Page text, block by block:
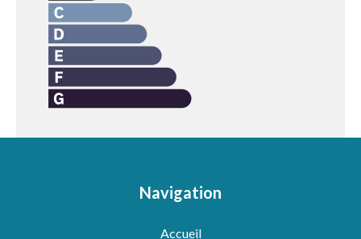
Navigation
Accueil